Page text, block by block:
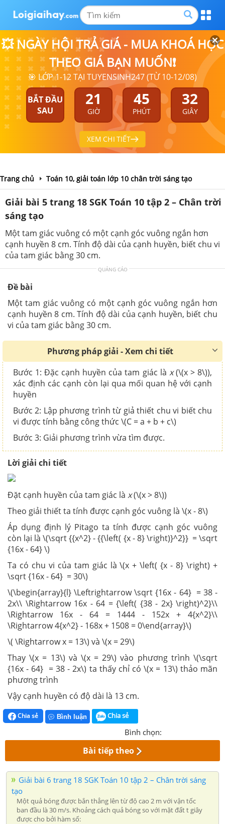
💥 NGÀY HỘI TRẢ GIÁ - MUA KHOÁ HỌC
THEO GIÁ BẠN MUỐN❗
🎯 LỚP 1-12 TẠI TUYENSINH247 (TỪ 10-12/08)
BẮT ĐẦU
SAU
21
GIỜ
45
PHÚT
32
GIÂY
XEM CHI TIẾT
Trang chủ Toán 10, giải toán lớp 10 chân trời sáng tạo
Giải bài 5 trang 18 SGK Toán 10 tập 2 – Chân trời
sáng tạo
Một tam giác vuông có một cạnh góc vuông ngắn hơn
cạnh huyền 8 cm. Tính độ dài của cạnh huyền, biết chu vi
của tam giác bằng 30 cm.
QUẢNG CÁO
Đề bài
Một tam giác vuông có một cạnh góc vuông ngắn hơn
cạnh huyền 8 cm. Tính độ dài của cạnh huyền, biết chu
vi của tam giác bằng 30 cm.
Phương pháp giải - Xem chi tiết
Bước 1: Đặc cạnh huyền của tam giác là x(\(x > 8\)),
xác định các cạnh còn lại qua mối quan hệ với cạnh
huyền
Bước 2: Lập phương trình từ giả thiết chu vi biết chu
vi được tính bằng công thức \(C = a + b + c\)
Bước 3: Giải phương trình vừa tìm được.
Lời giải chi tiết
Đặt cạnh huyền của tam giác là x(\(x > 8\))
Theo giải thiết ta tính được cạnh góc vuông là \(x - 8\)
Áp dụng định lý Pitago ta tính được cạnh góc vuông
còn lại là \(\sqrt {{x^2} - {{\left( {x - 8} \right)}^2}} = \sqrt
{16x - 64} \)
Ta có chu vi của tam giác là \(x + \left( {x - 8} \right) +
\sqrt {16x - 64} = 30\)
\(\begin{array}{l} \Leftrightarrow \sqrt {16x - 64} = 38 -
2x\\ \Rightarrow 16x - 64 = {\left( {38 - 2x} \right)^2}\\
\Rightarrow 16x - 64 = 1444 - 152x + 4{x^2}\\
\Rightarrow 4{x^2} - 168x + 1508 = 0\end{array}\)
\( \Rightarrow x = 13\) và \(x = 29\)
Thay \(x = 13\) và \(x = 29\) vào phương trình \(\sqrt
{16x - 64} = 38 - 2x\) ta thấy chỉ có \(x = 13\) thảo mãn
phương trình
Vậy cạnh huyền có độ dài là 13 cm.
Chia sẻ Bình luận Chia sẻ
Bình chọn:
Bài tiếp theo
Giải bài 6 trang 18 SGK Toán 10 tập 2 – Chân trời sáng
tạo
Một quả bóng được bắn thẳng lên từ độ cao 2 m với vận tốc
ban đầu là 30 m/s. Khoảng cách quả bóng so với mặt đất t giây
được cho bởi hàm số: